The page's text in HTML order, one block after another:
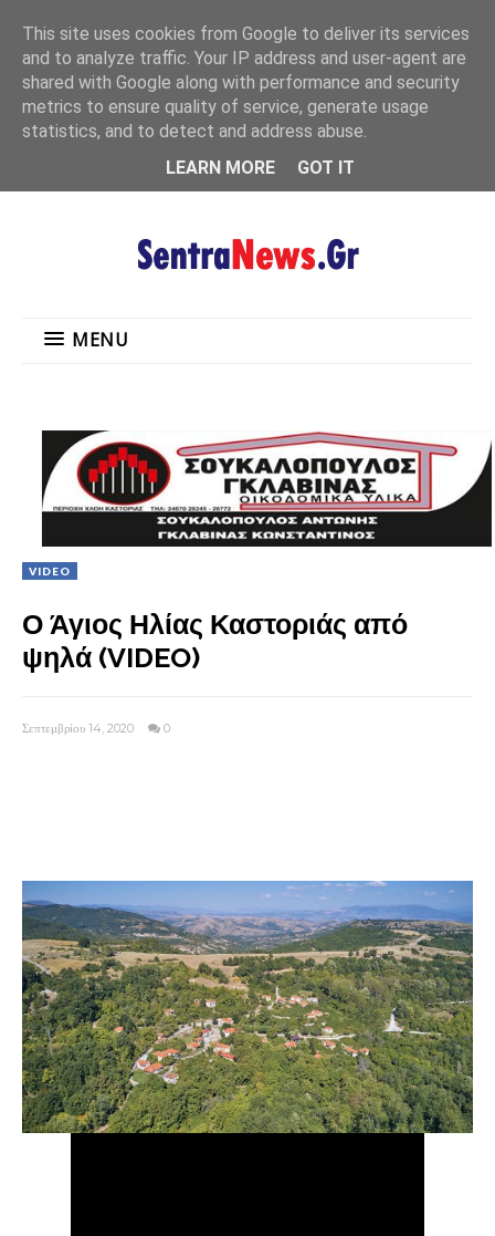
MENU
MENU
VIDEO
Ο Άγιος Ηλίας Καστοριάς από
ψηλά (VIDEO)
Σεπτεμβρίου 14, 2020 0
This site uses cookies from Google to deliver its services
and to analyze traffic. Your IP address and user-agent are
shared with Google along with performance and security
metrics to ensure quality of service, generate usage
statistics, and to detect and address abuse.
LEARN MORE
GOT IT